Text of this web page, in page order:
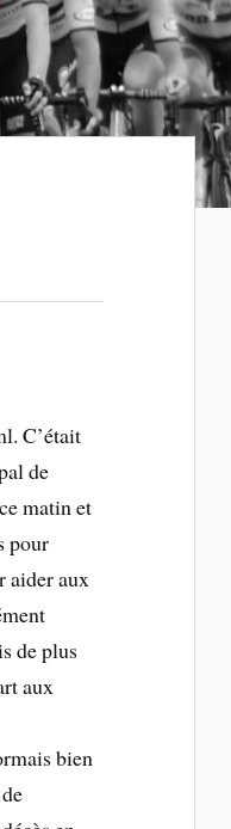
C’était
de
matin et
pour
aider aux
de plus
aux
bien